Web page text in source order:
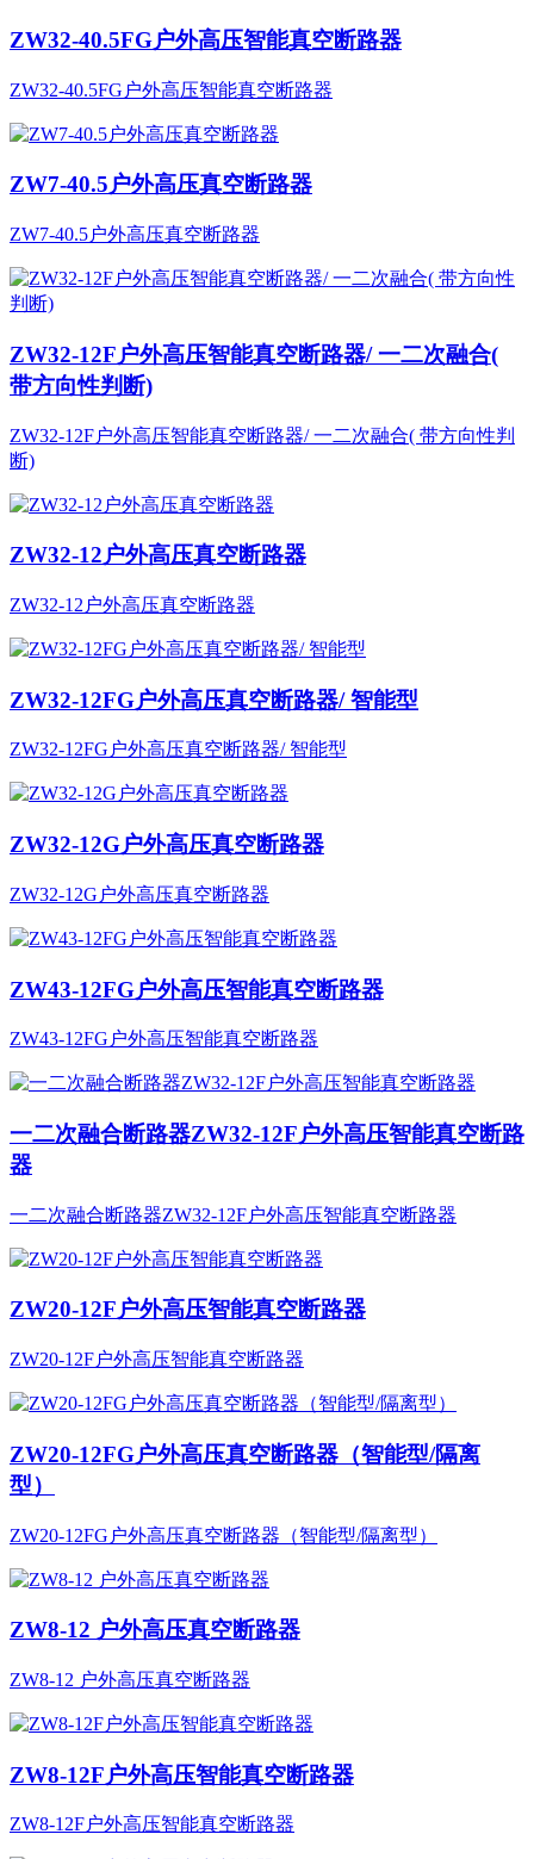
ZW32-40.5FG户外高压智能真空断路器
ZW32-40.5FG户外高压智能真空断路器
ZW7-40.5户外高压真空断路器
ZW7-40.5户外高压真空断路器
ZW32-12F户外高压智能真空断路器/ 一二次融合(
带方向性判断)
ZW32-12F户外高压智能真空断路器/ 一二次融合( 带方向性判
断)
ZW32-12户外高压真空断路器
ZW32-12户外高压真空断路器
ZW32-12FG户外高压真空断路器/ 智能型
ZW32-12FG户外高压真空断路器/ 智能型
ZW32-12G户外高压真空断路器
ZW32-12G户外高压真空断路器
ZW43-12FG户外高压智能真空断路器
ZW43-12FG户外高压智能真空断路器
一二次融合断路器ZW32-12F户外高压智能真空断路
器
一二次融合断路器ZW32-12F户外高压智能真空断路器
ZW20-12F户外高压智能真空断路器
ZW20-12F户外高压智能真空断路器
ZW20-12FG户外高压真空断路器（智能型/隔离
型）
ZW20-12FG户外高压真空断路器（智能型/隔离型）
ZW8-12 户外高压真空断路器
ZW8-12 户外高压真空断路器
ZW8-12F户外高压智能真空断路器
ZW8-12F户外高压智能真空断路器